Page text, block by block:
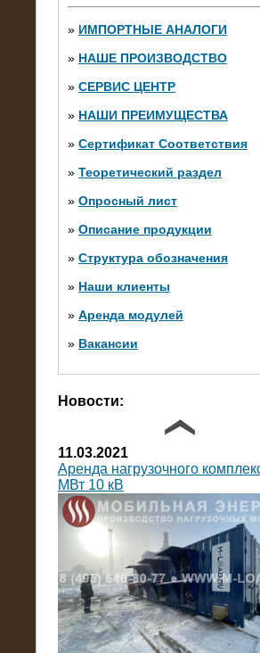
» ИМПОРТНЫЕ АНАЛОГИ
» НАШЕ ПРОИЗВОДСТВО
» СЕРВИС ЦЕНТР
» НАШИ ПРЕИМУЩЕСТВА
» Сертификат Соответствия
» Теоретический раздел
» Опросный лист
» Описание продукции
» Структура обозначения
» Наши клиенты
» Аренда модулей
» Вакансии
Новости:
10.10.2014
Нагрузочный комплекс 20 МВт
яруса (напряжение 6-10 кВ)
11.03.2021
Аренда нагрузочного
МВт 10 кВ